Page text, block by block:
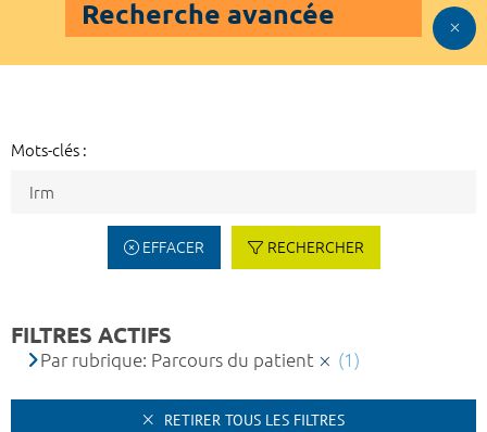
Recherche avancée
Mots-clés :
EFFACER RECHERCHER
FILTRES ACTIFS
Par rubrique: Parcours du patient (1)
RETIRER TOUS LES FILTRES